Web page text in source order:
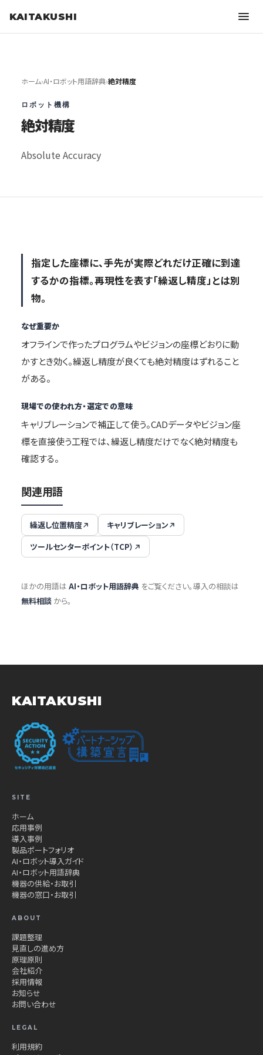
KAITAKUSHI
ホーム›AI・ロボット用語辞典›絶対精度
ロボット機構
絶対精度
Absolute Accuracy
指定した座標に、手先が実際どれだけ正確に到達
するかの指標。再現性を表す「繰返し精度」とは別
物。
なぜ重要か
オフラインで作ったプログラムやビジョンの座標どおりに動
かすとき効く。繰返し精度が良くても絶対精度はずれること
がある。
現場での使われ方・選定での意味
キャリブレーションで補正して使う。CADデータやビジョン座
標を直接使う工程では、繰返し精度だけでなく絶対精度も
確認する。
関連用語
繰返し位置精度
キャリブレーション
ツールセンターポイント（TCP）
ほかの用語は AI・ロボット用語辞典 をご覧ください。導入の相談は
無料相談 から。
KAITAKUSHI
SITE
ホーム
応用事例
導入事例
製品ポートフォリオ
AI・ロボット導入ガイド
AI・ロボット用語辞典
機器の供給・お取引
機器の窓口・お取引
ABOUT
課題整理
見直しの進め方
原理原則
会社紹介
採用情報
お知らせ
お問い合わせ
LEGAL
利用規約